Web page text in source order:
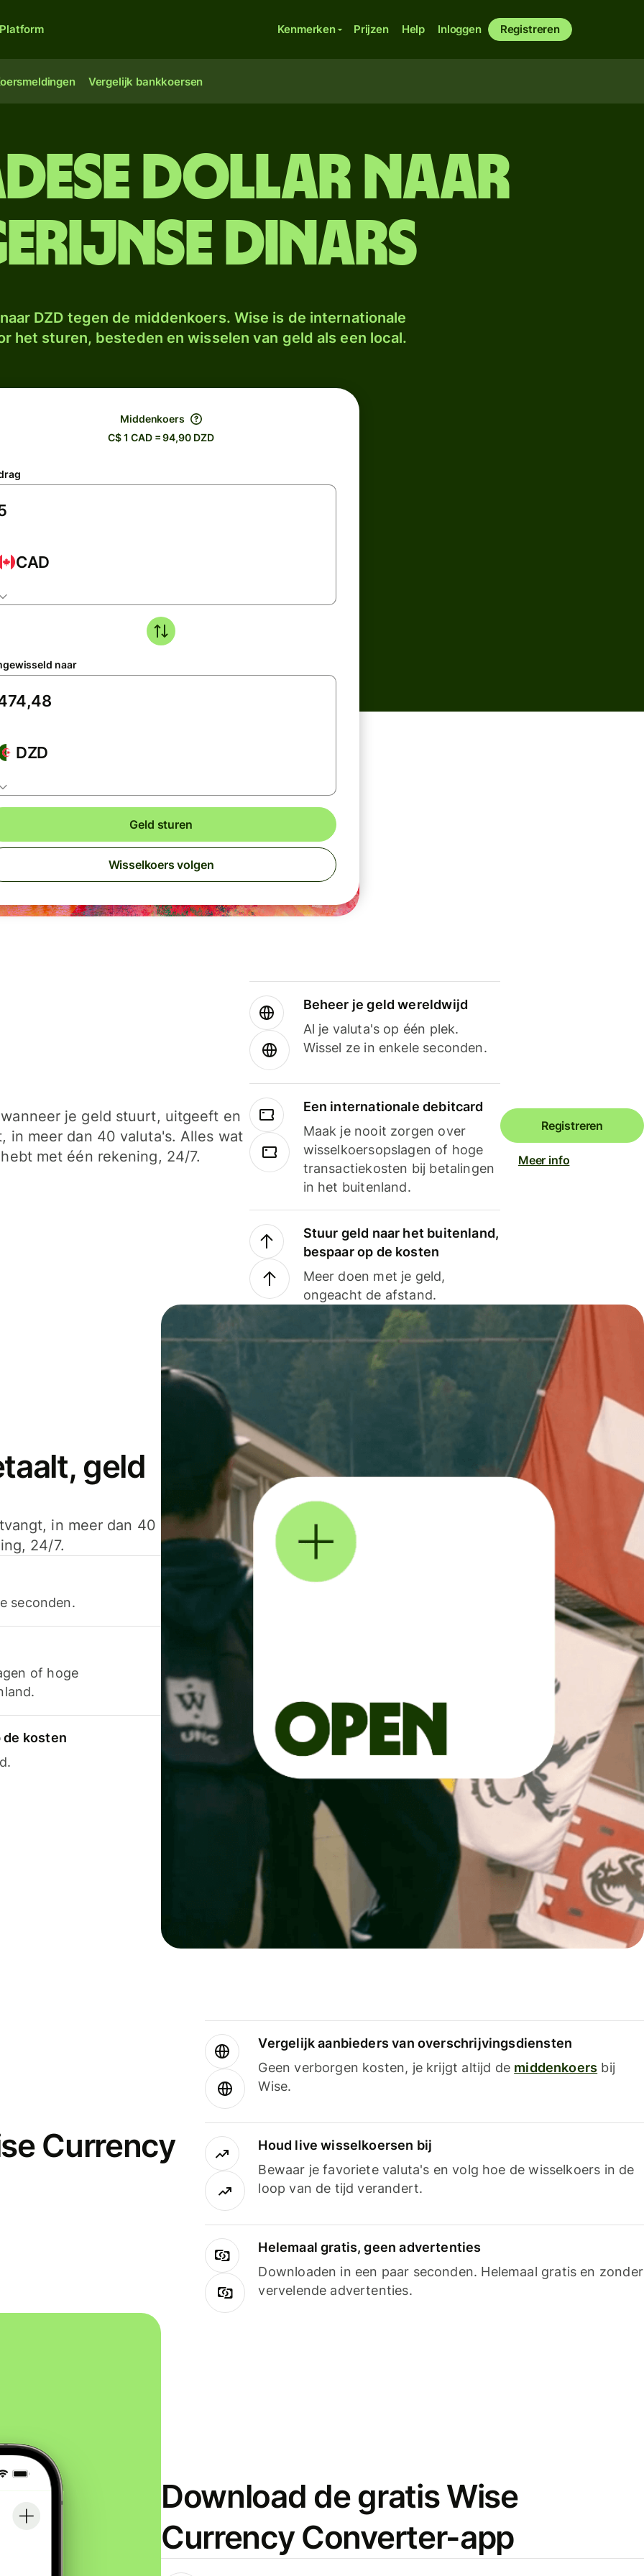
Platform Kenmerken Prijzen Help Inloggen Registreren
Vergelijk bankkoersen
dollar naar
dinars
DZD tegen de middenkoers. Wise is de internationale
het sturen, besteden en wisselen van geld als een local.
Middenkoers
C$ 1 CAD = 94,90 DZD
CAD
naar
DZD
Geld sturen
Wisselkoers volgen
je geld stuurt, uitgeeft en
in meer dan 40 valuta's. Alles wat
met één rekening, 24/7.
Beheer je geld wereldwijd
Al je valuta's op één plek.
Wissel ze in enkele seconden.
Een internationale debitcard
Maak je nooit zorgen over
wisselkoersopslagen of hoge
transactiekosten bij betalingen
in het buitenland.
Stuur geld naar het buitenland,
bespaar op de kosten
Meer doen met je geld,
ongeacht de afstand.
Registreren
Meer info
geld
in meer dan 40
24/7.
seconden.
of hoge
de kosten
Currency
Vergelijk aanbieders van overschrijvingsdiensten
Geen verborgen kosten, je krijgt altijd de middenkoers bij
Wise.
Houd live wisselkoersen bij
Bewaar je favoriete valuta's en volg hoe de wisselkoers in de
loop van de tijd verandert.
Helemaal gratis, geen advertenties
Downloaden in een paar seconden. Helemaal gratis en zonder
vervelende advertenties.
Download de gratis Wise
Currency Converter-app